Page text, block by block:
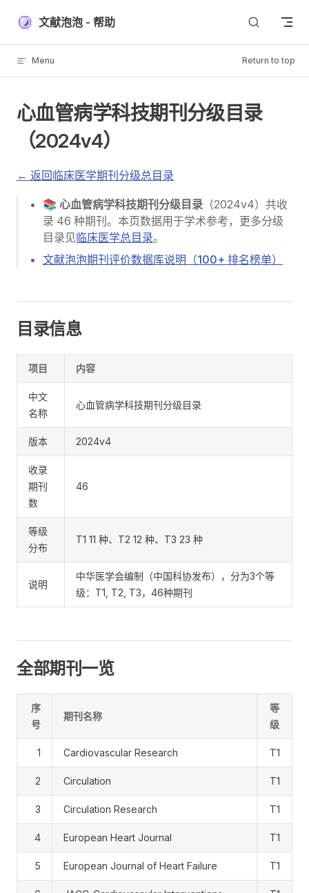
Skip to content
文献泡泡 - 帮助
Menu Return to top
心血管病学科技期刊分级目录
（2024v4）
← 返回临床医学期刊分级总目录
📚 心血管病学科技期刊分级目录 （2024v4）共收
录 46 种期刊。本页数据用于学术参考，更多分级
目录见临床医学总目录。
文献泡泡期刊评价数据库说明（100+ 排名榜单）
目录信息
项目 内容
中文
名称
心血管病学科技期刊分级目录
版本 2024v4
收录
期刊
数
46
等级
分布
T1 11 种、T2 12 种、T3 23 种
说明
中华医学会编制（中国科协发布），分为3个等
级：T1, T2, T3，46种期刊
全部期刊一览
序
号
期刊名称
等
级
1 Cardiovascular Research T1
2 Circulation T1
3 Circulation Research T1
4 European Heart Journal T1
5 European Journal of Heart Failure T1